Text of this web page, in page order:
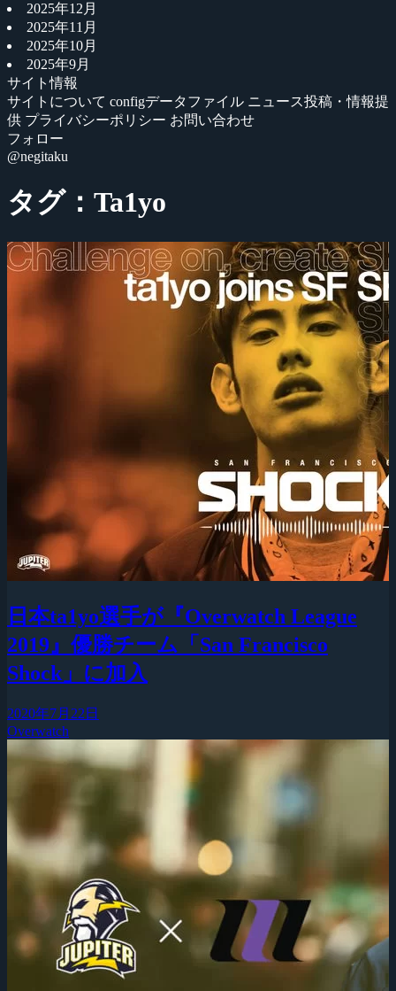
2025年12月
2025年11月
2025年10月
2025年9月
サイト情報
サイトについて configデータファイル ニュース投稿・情報提
供 プライバシーポリシー お問い合わせ
フォロー
@negitaku
タグ：Ta1yo
日本ta1yo選手が『Overwatch League
2019』優勝チーム「San Francisco
Shock」に加入
2020年7月22日
Overwatch